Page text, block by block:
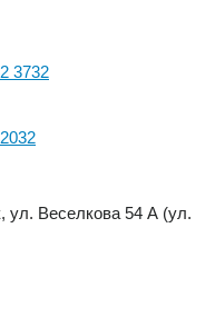
3732
ул. Веселкова 54 А (ул.